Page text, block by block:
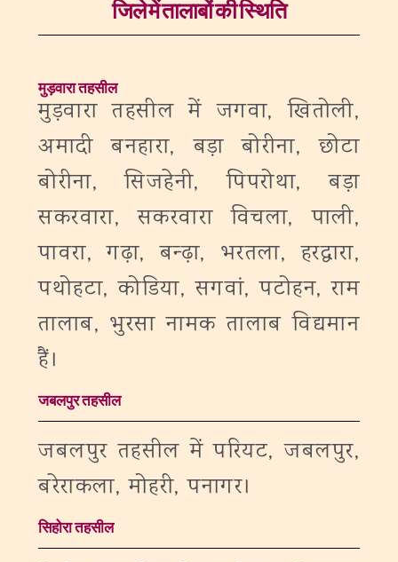
जिले में तालाबों की स्थिति
मुड़वारा तहसील
मुड़वारा तहसील में जगवा, खितोली,
अमादी बनहारा, बड़ा बोरीना, छोटा
बोरीना, सिजहेनी, पिपरोथा, बड़ा
सकरवारा, सकरवारा विचला, पाली,
पावरा, गढ़ा, बन्ढ़ा, भरतला, हरद्वारा,
पथोहटा, कोडिया, सगवां, पटोहन, राम
तालाब, भुरसा नामक तालाब विद्यमान
हैं।
जबलपुर तहसील
जबलपुर तहसील में परियट, जबलपुर,
बरेराकला, मोहरी, पनागर।
सिहोरा तहसील